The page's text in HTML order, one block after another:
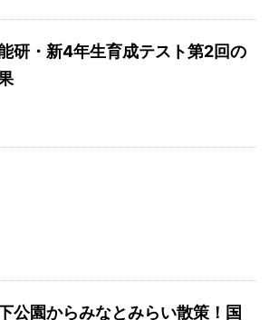
研・新4年生育成テスト第2回の
公園からみなとみらい散策！国